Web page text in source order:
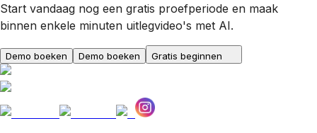
Start vandaag nog een gratis proefperiode en maak
binnen enkele minuten uitlegvideo's met AI.
Demo boeken Demo boeken Gratis beginnen